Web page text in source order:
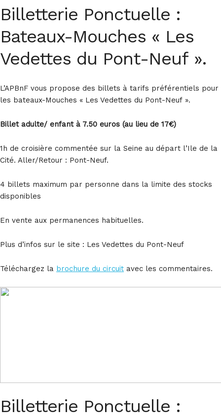
Billetterie Ponctuelle :
Bateaux-Mouches « Les
Vedettes du Pont-Neuf ».
L’APBnF vous propose des billets à tarifs préférentiels pour
les bateaux-Mouches « Les Vedettes du Pont-Neuf ».
Billet adulte/ enfant à 7.50 euros (au lieu de 17€)
1h de croisière commentée sur la Seine au départ l’Ile de la
Cité. Aller/Retour : Pont-Neuf.
4 billets maximum par personne dans la limite des stocks
disponibles
En vente aux permanences habituelles.
Plus d’infos sur le site : Les Vedettes du Pont-Neuf
Téléchargez la brochure du circuit avec les commentaires.
Billetterie Ponctuelle :